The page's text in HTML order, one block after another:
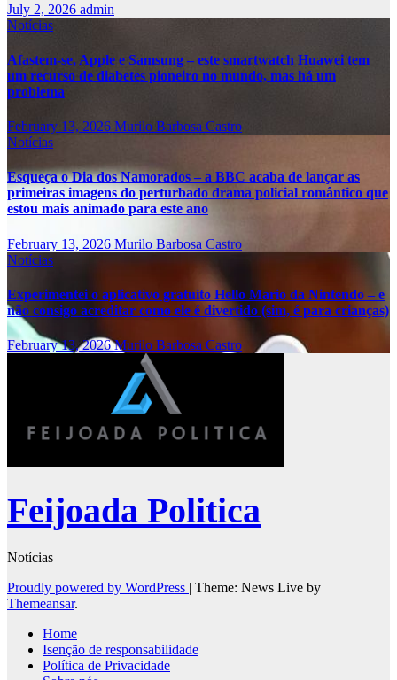
July 2, 2026 admin
Notícias
Afastem-se, Apple e Samsung – este smartwatch Huawei tem
um recurso de diabetes pioneiro no mundo, mas há um
problema
February 13, 2026 Murilo Barbosa Castro
Notícias
Esqueça o Dia dos Namorados – a BBC acaba de lançar as
primeiras imagens do perturbado drama policial romântico que
estou mais animado para este ano
February 13, 2026 Murilo Barbosa Castro
Notícias
Experimentei o aplicativo gratuito Hello Mario da Nintendo – e
não consigo acreditar como ele é divertido (sim, é para crianças)
February 13, 2026Murilo Barbosa Castro
Feijoada Politica
Notícias
Proudly powered by WordPress | Theme: News Live by
Themeansar.
Home
Isenção de responsabilidade
Política de Privacidade